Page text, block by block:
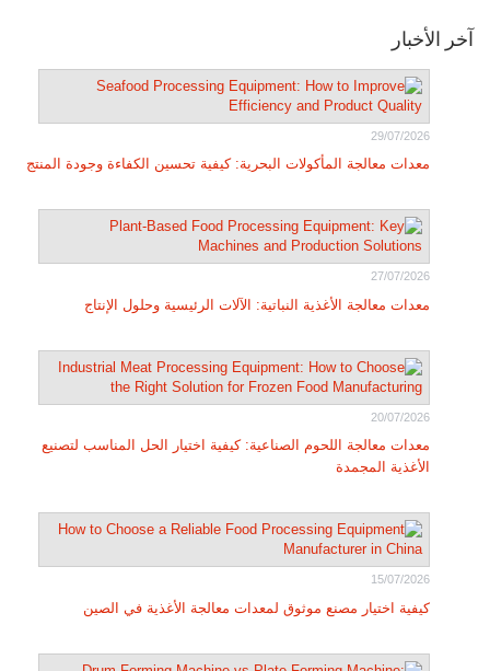
آخر الأخبار
29/07/2026
معدات معالجة المأكولات البحرية: كيفية تحسين الكفاءة وجودة المنتج
27/07/2026
معدات معالجة الأغذية النباتية: الآلات الرئيسية وحلول الإنتاج
20/07/2026
معدات معالجة اللحوم الصناعية: كيفية اختيار الحل المناسب لتصنيع
الأغذية المجمدة
15/07/2026
كيفية اختيار مصنع موثوق لمعدات معالجة الأغذية في الصين